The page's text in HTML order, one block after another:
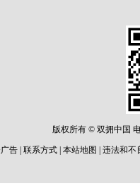
版权所有 © 双拥中国
告 | 联系方式 | 本站地图 | 违法和